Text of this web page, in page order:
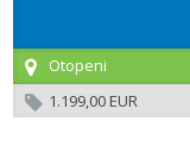
Otopeni
1.199,00 EUR